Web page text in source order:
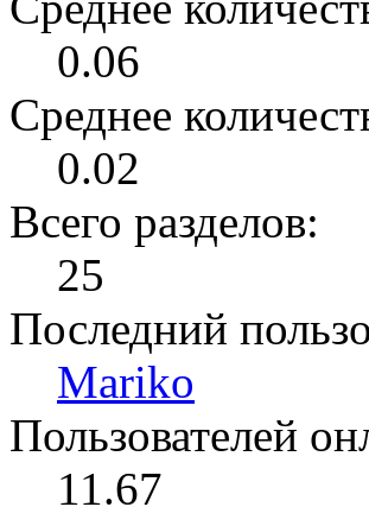
0.06
Среднее
0.02
Всего разделов:
25
Последний
Mariko
Пользователей
11.67